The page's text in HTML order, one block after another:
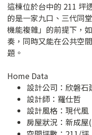
這棟位於台中的 211 坪
的是一家九口、三代同
機能複雜」的前提下，
奏，同時又能在公共空
題。
Home Data
設計公司： 欣磐石
設計師：羅仕哲
設計風格：現代風
房屋狀況：新成屋